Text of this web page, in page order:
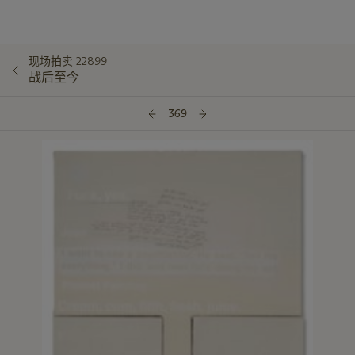
现场拍卖 22899
战后至今
369